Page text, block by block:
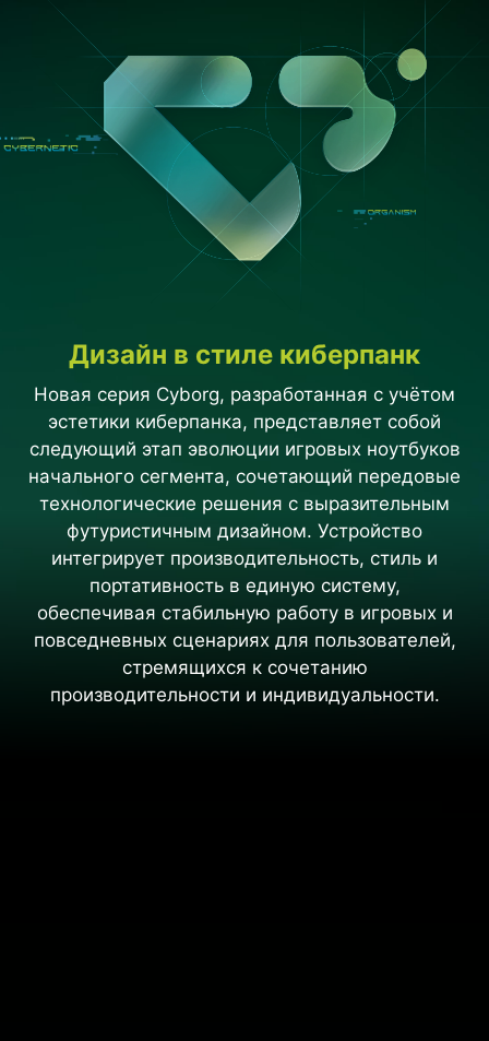
Дизайн в стиле киберпанк
Новая серия Cyborg, разработанная с учётом
эстетики киберпанка, представляет собой
следующий этап эволюции игровых ноутбуков
начального сегмента, сочетающий передовые
технологические решения с выразительным
футуристичным дизайном. Устройство
интегрирует производительность, стиль и
портативность в единую систему,
обеспечивая стабильную работу в игровых и
повседневных сценариях для пользователей,
стремящихся к сочетанию
производительности и индивидуальности.